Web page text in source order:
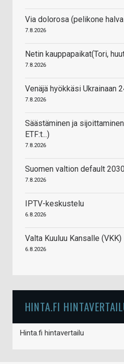
Via dolorosa (pelikone
7.8.2026
Netin kauppapaikat(Tori,
7.8.2026
Venäjä hyökkäsi Ukrainaan
7.8.2026
Säästäminen ja
ETF:t...)
7.8.2026
Suomen valtion default
7.8.2026
IPTV-keskustelu
6.8.2026
Valta Kuuluu Kansalle (VKK)
6.8.2026
HINTA.FI
Hinta.fi hintavertailu